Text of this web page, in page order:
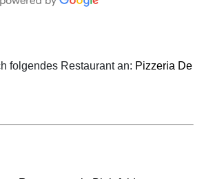
folgendes Restaurant an: Pizzeria De